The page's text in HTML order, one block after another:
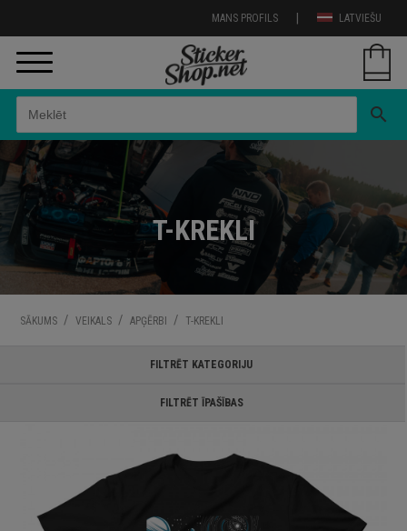
LATVIEŠU
|
MANS PROFILS
search
T-KREKLI
SĀKUMS / VEIKALS / APĢĒRBI / T-KREKLI
FILTRĒT KATEGORIJU
FILTRĒT ĪPAŠĪBAS